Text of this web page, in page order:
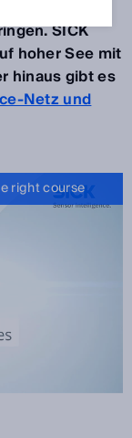
auch
SICK
hoher See mit
hinaus gibt es
Netz und
right course